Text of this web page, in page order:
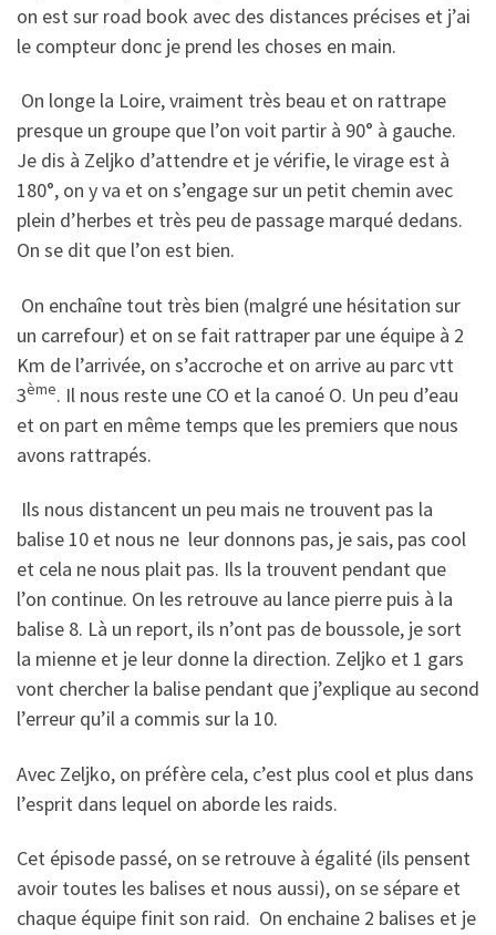
on est sur road book avec des distances précises et j’ai
le compteur donc je prend les choses en main.
On longe la Loire, vraiment très beau et on rattrape
presque un groupe que l’on voit partir à 90° à gauche.
Je dis à Zeljko d’attendre et je vérifie, le virage est à
180°, on y va et on s’engage sur un petit chemin avec
plein d’herbes et très peu de passage marqué dedans.
On se dit que l’on est bien.
On enchaîne tout très bien (malgré une hésitation sur
un carrefour) et on se fait rattraper par une équipe à 2
Km de l’arrivée, on s’accroche et on arrive au parc vtt
3ème. Il nous reste une CO et la canoé O. Un peu d’eau
et on part en même temps que les premiers que nous
avons rattrapés.
Ils nous distancent un peu mais ne trouvent pas la
balise 10 et nous ne leur donnons pas, je sais, pas cool
et cela ne nous plait pas. Ils la trouvent pendant que
l’on continue. On les retrouve au lance pierre puis à la
balise 8. Là un report, ils n’ont pas de boussole, je sort
la mienne et je leur donne la direction. Zeljko et 1 gars
vont chercher la balise pendant que j’explique au second
l’erreur qu’il a commis sur la 10.
Avec Zeljko, on préfère cela, c’est plus cool et plus dans
l’esprit dans lequel on aborde les raids.
Cet épisode passé, on se retrouve à égalité (ils pensent
avoir toutes les balises et nous aussi), on se sépare et
chaque équipe finit son raid. On enchaine 2 balises et je